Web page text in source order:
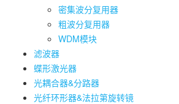
密集波分复用器
粗波分复用器
WDM模块
滤波器
蝶形激光器
光耦合器&分路器
光纤环形器&法拉第旋转镜